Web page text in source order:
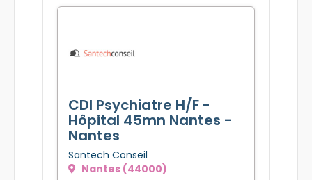
CDI Psychiatre H/F -
Hôpital 45mn Nantes -
Nantes
Santech Conseil
Nantes (44000)